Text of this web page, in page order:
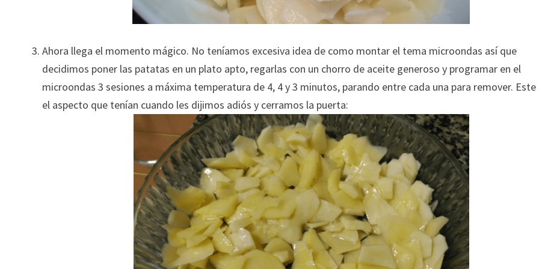
Ahora llega el momento mágico. No teníamos excesiva idea de como montar el tema microondas así que
decidimos poner las patatas en un plato apto, regarlas con un chorro de aceite generoso y programar en el
microondas 3 sesiones a máxima temperatura de 4, 4 y 3 minutos, parando entre cada una para remover. Este
el aspecto que tenían cuando les dijimos adiós y cerramos la puerta: